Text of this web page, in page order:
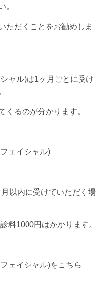
。
ただくことをお勧めしま
ャル)は1ヶ月ごとに受け
くるのが分かります。
ェイシャル)
以内に受けていただく場
料1000円はかかります。
ェイシャル)をこちら